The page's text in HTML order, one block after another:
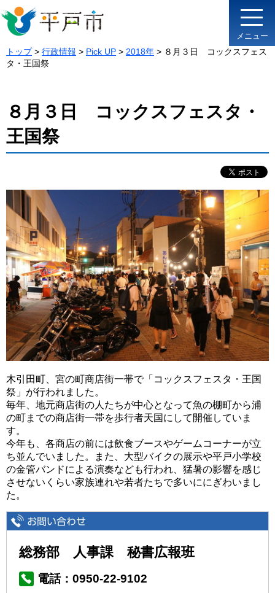
メニュー
トップ> 行政情報 > Pick UP > 2018年 > ８月３日 コックスフェス
タ・王国祭
８月３日 コックスフェスタ・
王国祭
木引田町、宮の町商店街一帯で「コックスフェスタ・王国
祭」が行われました。
毎年、地元商店街の人たちが中心となって魚の棚町から浦
の町までの商店街一帯を歩行者天国にして開催していま
す。
今年も、各商店の前には飲食ブースやゲームコーナーが立
ち並んでいました。また、大型バイクの展示や平戸小学校
の金管バンドによる演奏なども行われ、猛暑の影響を感じ
させないくらい家族連れや若者たちで多いににぎわいまし
た。
総務部 人事課 秘書広報班
電話：0950-22-9102